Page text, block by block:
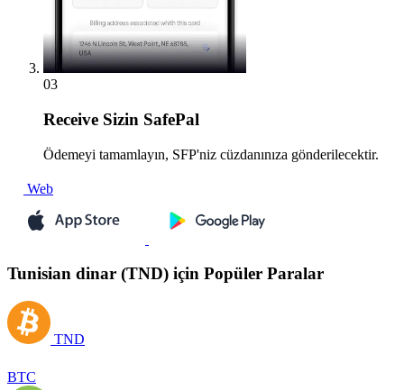
03
Receive Sizin SafePal
Ödemeyi tamamlayın, SFP'niz cüzdanınıza gönderilecektir.
Web
Tunisian dinar (TND) için Popüler Paralar
TND
BTC